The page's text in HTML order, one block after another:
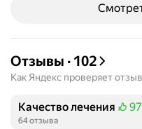
Отзывы · 102
Как Яндекс проверяет
Качество лечения
Положительных отзывов
64 отзыва